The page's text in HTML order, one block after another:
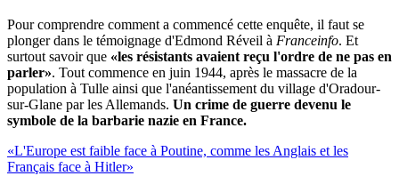
Pour comprendre comment a commencé cette enquête, il faut se
plonger dans le témoignage d'Edmond Réveil à Franceinfo. Et
surtout savoir que «les résistants avaient reçu l'ordre de ne pas en
parler». Tout commence en juin 1944, après le massacre de la
population à Tulle ainsi que l'anéantissement du village d'Oradour-
sur-Glane par les Allemands. Un crime de guerre devenu le
symbole de la barbarie nazie en France.
«L'Europe est faible face à Poutine, comme les Anglais et les
Français face à Hitler»